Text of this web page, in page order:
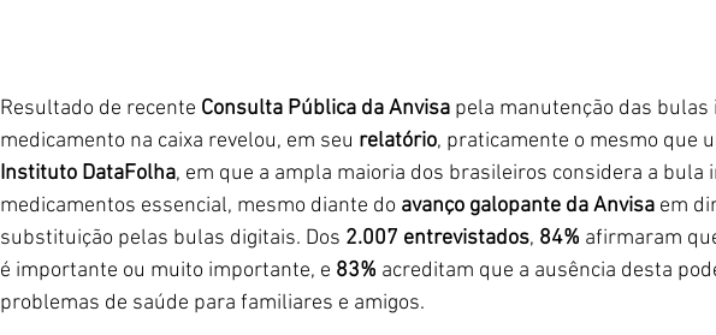
Resultado de recente Consulta Pública da Anvisa pela manutenção das bulas
medicamento na caixa revelou, em seu relatório, praticamente o mesmo que
Instituto DataFolha, em que a ampla maioria dos brasileiros considera a bula
medicamentos essencial, mesmo diante do avanço galopante da Anvisa em
substituição pelas bulas digitais. Dos 2.007 entrevistados, 84% afirmaram
é importante ou muito importante, e 83% acreditam que a ausência desta
problemas de saúde para familiares e amigos.